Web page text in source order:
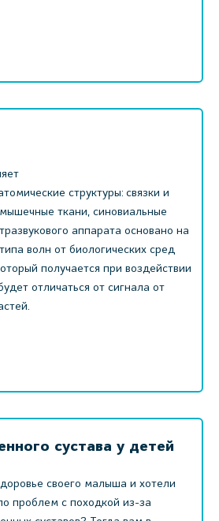
структуры: связки и
ткани, синовиальные
аппарата основано на
волн от биологических сред
получается при воздействии
отличаться от сигнала от
сустава у детей
своего малыша и хотели
проблем с походкой из-за